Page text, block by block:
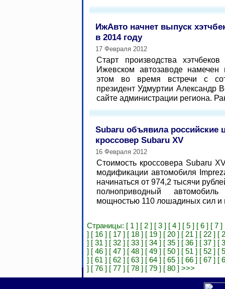
ИжАвто начнет выпуск
в 2014 году
17 Февраля 2012
Старт производства
Ижевском автозаводе
этом во время встречи с
президент Удмуртии Александр
сайте администрации региона.
Subaru объявила российские
кроссовер Subaru XV
16 Февраля 2012
Стоимость кроссовера Subaru
модификации автомобиля
начинаться от 974,2 тысячи
полноприводный
мощностью 110 лошадиных сил и
Страницы: [ 1 ] [ 2 ] [ 3 ] [ 4 ] [ 5 ] [ 6 ] [ 7 ]
] [ 16 ] [ 17 ] [ 18 ] [ 19 ] [ 20 ] [ 21 ] [ 22 ] [
] [ 31 ] [ 32 ] [ 33 ] [ 34 ] [ 35 ] [ 36 ] [ 37 ] [
] [ 46 ] [ 47 ] [ 48 ] [ 49 ] [ 50 ] [ 51 ] [ 52 ] [
] [ 61 ] [ 62 ] [ 63 ] [ 64 ] [ 65 ] [ 66 ] [ 67 ] [
] [ 76 ] [ 77 ] [ 78 ] [ 79 ] [ 80 ] >>>